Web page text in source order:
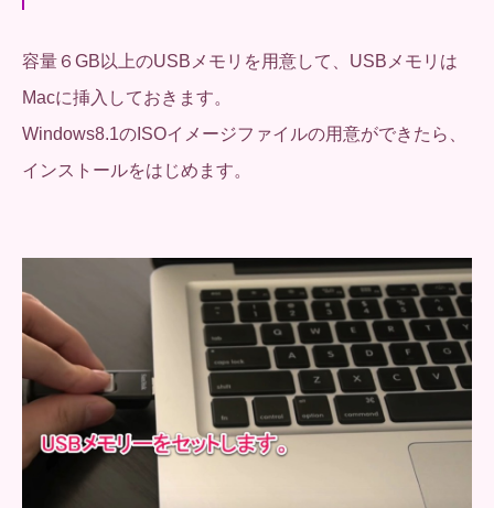
容量６GB以上のUSBメモリを用意して、USBメモリは
Macに挿入しておきます。
Windows8.1のISOイメージファイルの用意ができたら、
インストールをはじめます。